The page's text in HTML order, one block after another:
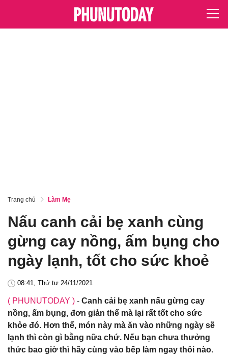
Trang chủ Làm Mẹ
Nấu canh cải bẹ xanh cùng
gừng cay nồng, ấm bụng cho
ngày lạnh, tốt cho sức khoẻ
08:41, Thứ tư 24/11/2021
( PHUNUTODAY ) - Canh cải bẹ xanh nấu gừng cay
nồng, ấm bụng, đơn giản thế mà lại rất tốt cho sức
khỏe đó. Hơn thế, món này mà ăn vào những ngày sẽ
lạnh thì còn gì bằng nữa chứ. Nếu bạn chưa thưởng
thức bao giờ thì hãy cùng vào bếp làm ngay thôi nào.